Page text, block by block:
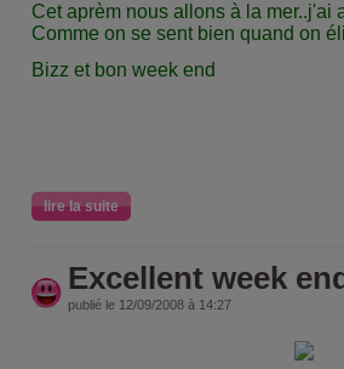
Cet aprèm nous allons à la mer..j'ai
Comme on se sent bien quand on
Bizz et bon week end
lire la suite
Excellent week
publié le 12/09/2008 à 14:27